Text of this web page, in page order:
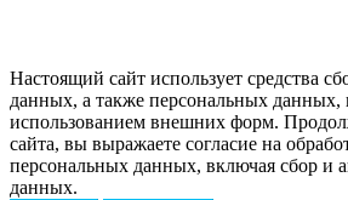
Настоящий сайт использует средства
данных, а также персональных данных,
использованием внешних форм.
сайта, вы выражаете согласие на
персональных данных, включая сбор и
данных.